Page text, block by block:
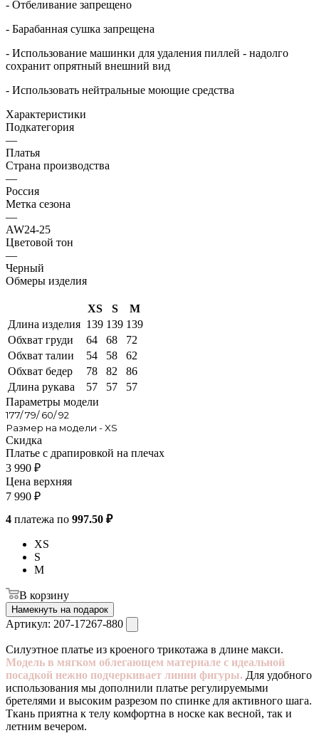
- Отбеливание запрещено
- Барабанная сушка запрещена
- Использование машинки для удаления пиллей - надолго
сохранит опрятный внешний вид
- Использовать нейтральные моющие средства
Характеристики
Подкатегория
—
Платья
Страна производства
—
Россия
Метка сезона
—
AW24-25
Цветовой тон
—
Черный
Обмеры изделия
XS S
M
Длина изделия 139 139 139
Обхват груди
64 68
72
Обхват талии
54 58
62
Обхват бедер
78 82
86
Длина рукава
57 57
57
Параметры модели
177/ 79/ 60/ 92
Размер на модели - XS
Скидка
Платье с драпировкой на плечах
3 990 ₽
Цена верхняя
7 990 ₽
4 платежа по 997.50 ₽
XS
S
M
В корзину
Намекнуть на подарок
Артикул: 207-17267-880
Силуэтное платье из кроеного трикотажа в длине макси.
Модель в мягком облегающем материале с идеальной
посадкой нежно подчеркивает линии фигуры. Для удобного
использования мы дополнили платье регулируемыми
бретелями и высоким разрезом по спинке для активного шага.
Ткань приятна к телу комфортна в носке как весной, так и
летним вечером.